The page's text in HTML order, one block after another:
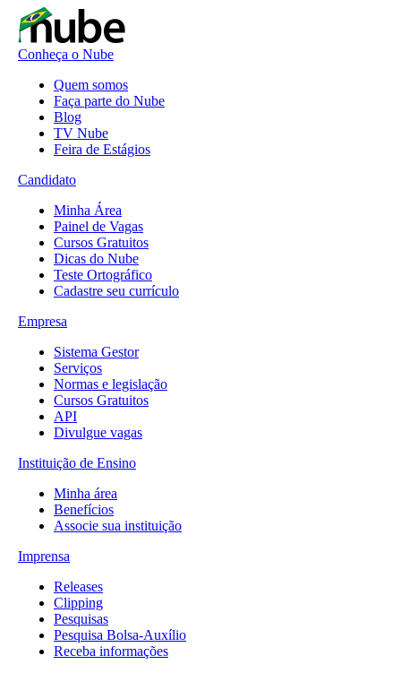
Conheça o Nube
Quem somos
Faça parte do Nube
Blog
TV Nube
Feira de Estágios
Candidato
Minha Área
Painel de Vagas
Cursos Gratuitos
Dicas do Nube
Teste Ortográfico
Cadastre seu currículo
Empresa
Sistema Gestor
Serviços
Normas e legislação
Cursos Gratuitos
API
Divulgue vagas
Instituição de Ensino
Minha área
Benefícios
Associe sua instituição
Imprensa
Releases
Clipping
Pesquisas
Pesquisa Bolsa-Auxílio
Receba informações